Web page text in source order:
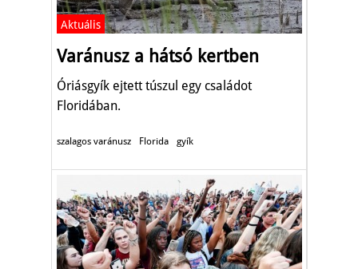
Aktuális
Varánusz a hátsó kertben
Óriásgyík ejtett túszul egy családot
Floridában.
szalagos varánusz Florida gyík